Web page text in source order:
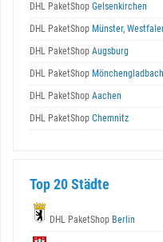
DHL PaketShop Gelsenkirchen
DHL PaketShop Münster,
DHL PaketShop Augsburg
DHL PaketShop Mönchengladbach
DHL PaketShop Aachen
DHL PaketShop Chemnitz
Top 20 Städte
DHL PaketShop Berlin